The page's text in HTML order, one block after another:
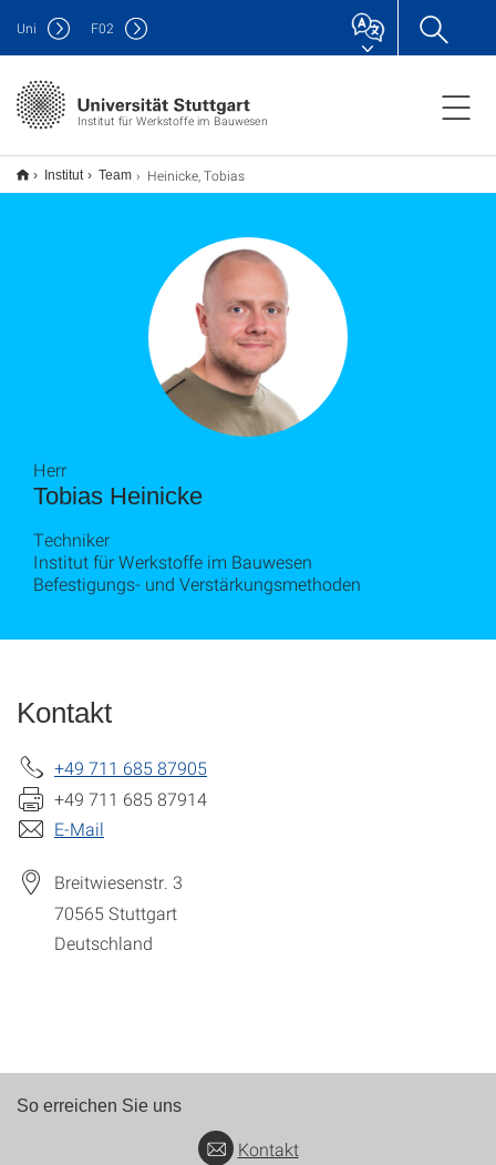
Institut für Werkstoffe im Bauwesen
Uni F02
Institut Team Heinicke, Tobias
Tobias Heinicke
Herr
Techniker
Institut für Werkstoffe im Bauwesen
Befestigungs- und Verstärkungsmethoden
Kontakt
+49 711 685 87905
+49 711 685 87914
E-Mail
Breitwiesenstr. 3
70565Stuttgart
Deutschland
So erreichen Sie uns
Kontakt